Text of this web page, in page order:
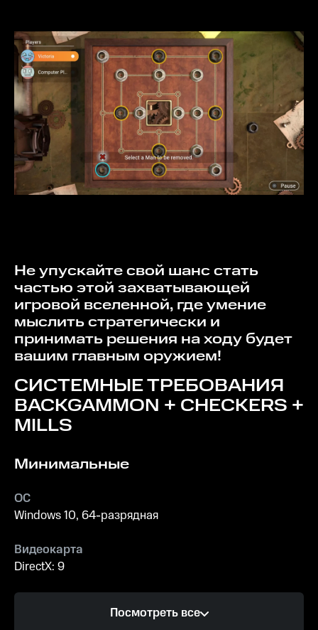
Не упускайте свой шанс стать
частью этой захватывающей
игровой вселенной, где умение
мыслить стратегически и
принимать решения на ходу будет
вашим главным оружием!
СИСТЕМНЫЕ ТРЕБОВАНИЯ
BACKGAMMON + CHECKERS +
MILLS
Минимальные
ОС
Windows 10, 64-разрядная
Видеокарта
DirectX: 9
Посмотреть все